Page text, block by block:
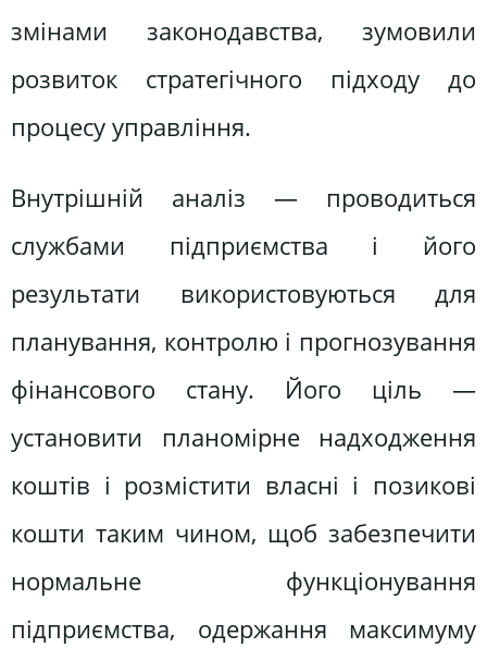
змінами законодавства, зумовили
розвиток стратегічного підходу до
процесу управління.
Внутрішній аналіз — проводиться
службами підприємства і його
результати використовуються для
планування, контролю і прогнозування
фінансового стану. Його ціль —
установити планомірне надходження
коштів і розмістити власні і позикові
кошти таким чином, щоб забезпечити
нормальне функціонування
підприємства, одержання максимуму